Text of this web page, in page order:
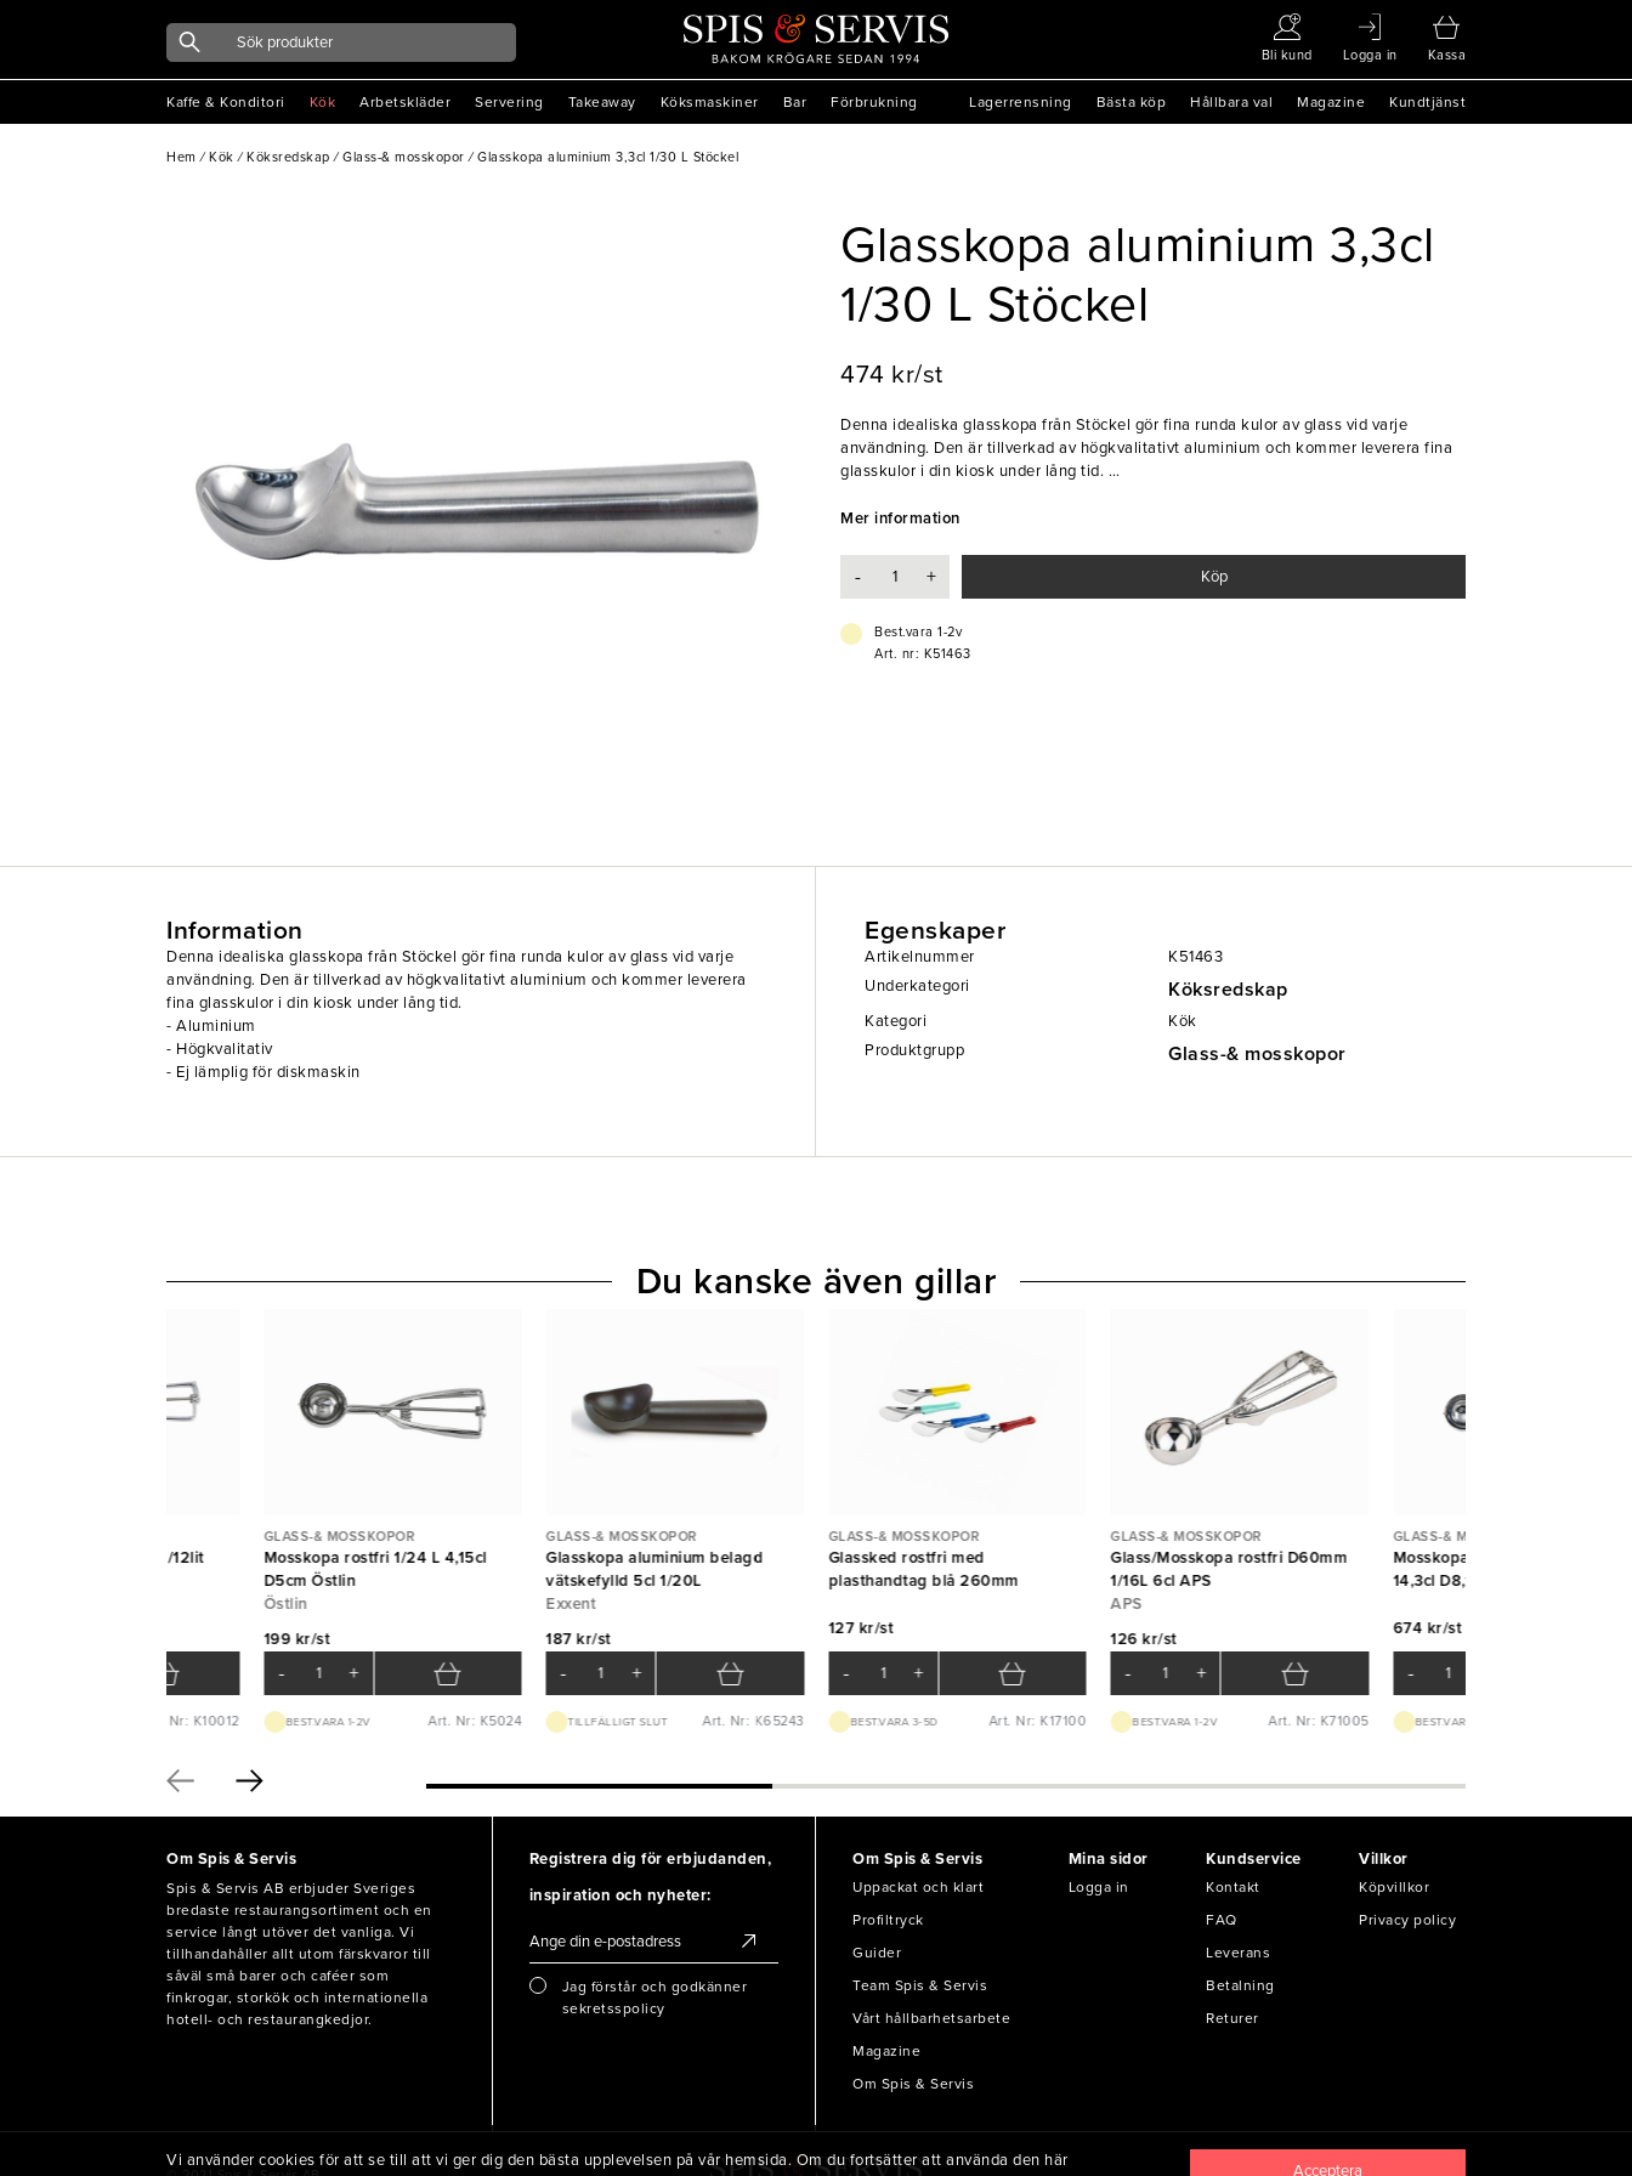
Bli kund Logga in Kassa
Kaffe & Konditori Kök Arbetskläder Servering Takeaway Köksmaskiner Bar Förbrukning Lagerrensning Bästa köp Hållbara val Magazine Kundtjänst
Hem / Kök / Köksredskap / Glass-& mosskopor / Glasskopa aluminium 3,3cl 1/30 L Stöckel
Glasskopa aluminium 3,3cl
1/30 L Stöckel
474 kr/st
Denna idealiska glasskopa från Stöckel gör fina runda kulor av glass vid varje
användning. Den är tillverkad av högkvalitativt aluminium och kommer leverera fina
glasskulor i din kiosk under lång tid.
- Högkvalitativ
Mer information
- + Köp
Best.vara 1-2v
Art. nr: K51463
Information
Denna idealiska glasskopa från Stöckel gör fina runda kulor av glass vid varje
användning. Den är tillverkad av högkvalitativt aluminium och kommer leverera
fina glasskulor i din kiosk under lång tid.
- Aluminium
- Högkvalitativ
- Ej lämplig för diskmaskin
Egenskaper
Artikelnummer
K51463
Underkategori
Köksredskap
Kategori
Kök
Produktgrupp
Glass-& mosskopor
Auto Stöckel 1/12lit
Art. Nr: K10012
GLASS-& MOSSKOPOR
Mosskopa rostfri 1/24 L 4,15cl
D5cm Östlin
Östlin
199 kr/st
- +
BEST.VARA 1-2V Art. Nr: K5024
GLASS-& MOSSKOPOR
Glasskopa aluminium belagd
vätskefylld 5cl 1/20L
Exxent
187 kr/st
- +
TILLFÄLLIGT SLUT Art. Nr: K65243
GLASS-& MOSSKOPOR
Glassked rostfri med
plasthandtag blå 260mm
127 kr/st
- +
BEST.VARA 3-5D Art. Nr: K17100
GLASS-& MOSSKOPOR
Glass/Mosskopa rostfri D60mm
1/16L 6cl APS
APS
126 kr/st
- +
BEST.VARA 1-2V Art. Nr: K71005
GLASS-& MOSSKOPOR
Mosskopa Auto Stöckel 1/7lit
14,3cl D8,1cm Östlin
674 kr/st
-
BEST.VARA 1-2V
Du kanske även gillar
Om Spis & Servis
Spis & Servis AB erbjuder Sveriges
bredaste restaurangsortiment och en
service långt utöver det vanliga. Vi
tillhandahåller allt utom färskvaror till
såväl små barer och caféer som
finkrogar, storkök och internationella
hotell- och restaurangkedjor.
Registrera dig för erbjudanden,
inspiration och nyheter:
Jag förstår och godkänner
sekretsspolicy
Om Spis & Servis
Uppackat och klart
Profiltryck
Guider
Team Spis & Servis
Vårt hållbarhetsarbete
Magazine
Om Spis & Servis
Mina sidor
Logga in
Kundservice
Kontakt
FAQ
Leverans
Betalning
Returer
Villkor
Köpvillkor
Privacy policy
Vi använder cookies för att se till att vi ger dig den bästa upplevelsen på vår hemsida. Om du fortsätter att använda den här
Acceptera